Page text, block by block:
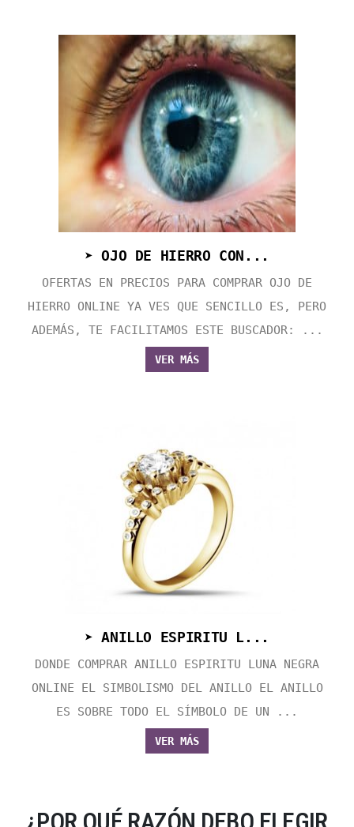
➤ OJO DE HIERRO CON...
OFERTAS EN PRECIOS PARA COMPRAR OJO DE
HIERRO ONLINE YA VES QUE SENCILLO ES, PERO
ADEMÁS, TE FACILITAMOS ESTE BUSCADOR: ...
VER MÁS
➤ ANILLO ESPIRITU L...
DONDE COMPRAR ANILLO ESPIRITU LUNA NEGRA
ONLINE EL SIMBOLISMO DEL ANILLO EL ANILLO
ES SOBRE TODO EL SÍMBOLO DE UN ...
VER MÁS